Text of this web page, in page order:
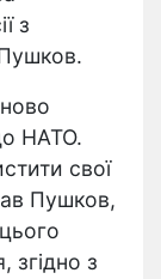
з
Пушков.
НАТО.
свої
Пушков,
згідно з